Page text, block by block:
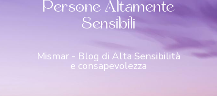
Persone Altamente
Sensibili
Mismar - Blog di Alta Sensibilità
e consapevolezza